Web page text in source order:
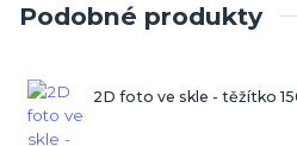
Podobné produkty
2D foto ve skle - těžítko